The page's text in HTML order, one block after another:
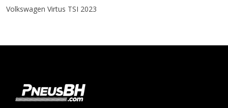
Volkswagen Virtus TSI 2023